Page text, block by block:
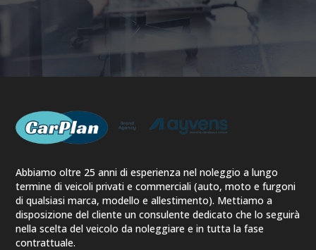
Abbiamo oltre 25 anni di esperienza nel noleggio a lungo
termine di veicoli privati e commerciali (auto, moto e furgoni
di qualsiasi marca, modello e allestimento). Mettiamo a
disposizione del cliente un consulente dedicato che lo seguirà
nella scelta del veicolo da noleggiare e in tutta la fase
contrattuale.